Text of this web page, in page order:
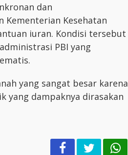
dan
Kementerian Kesehatan
iuran. Kondisi tersebut
PBI yang
yang sangat besar karena
yang dampaknya dirasakan